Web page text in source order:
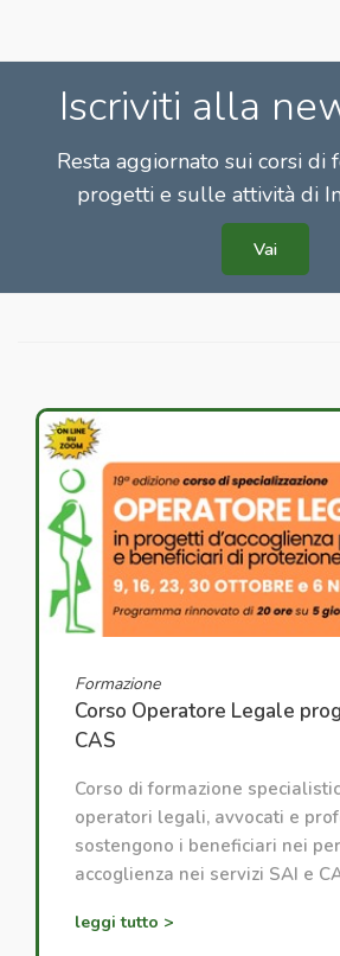
Iscriviti alla
Resta aggiornato sui corsi di
progetti e sulle attività di
Vai
Formazione
Corso Operatore Legale
CAS
Corso di formazione
operatori legali, avvocati e
sostengono i beneficiari nei
accoglienza nei servizi SAI e
leggi tutto >